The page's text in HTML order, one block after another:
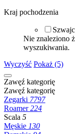
Kraj pochodzenia
Nie znaleziono
wyszukiwania.
Wyczyść Pokaż (5)
Zawęź kategorię
Zawęź kategorię
Zegarki 7797
Roamer 224
Scala 5
Męskie 130